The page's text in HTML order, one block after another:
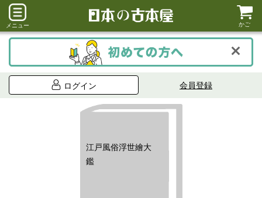
メニュー かご
ログイン 会員登録
江戸風俗浮世繪大
鑑